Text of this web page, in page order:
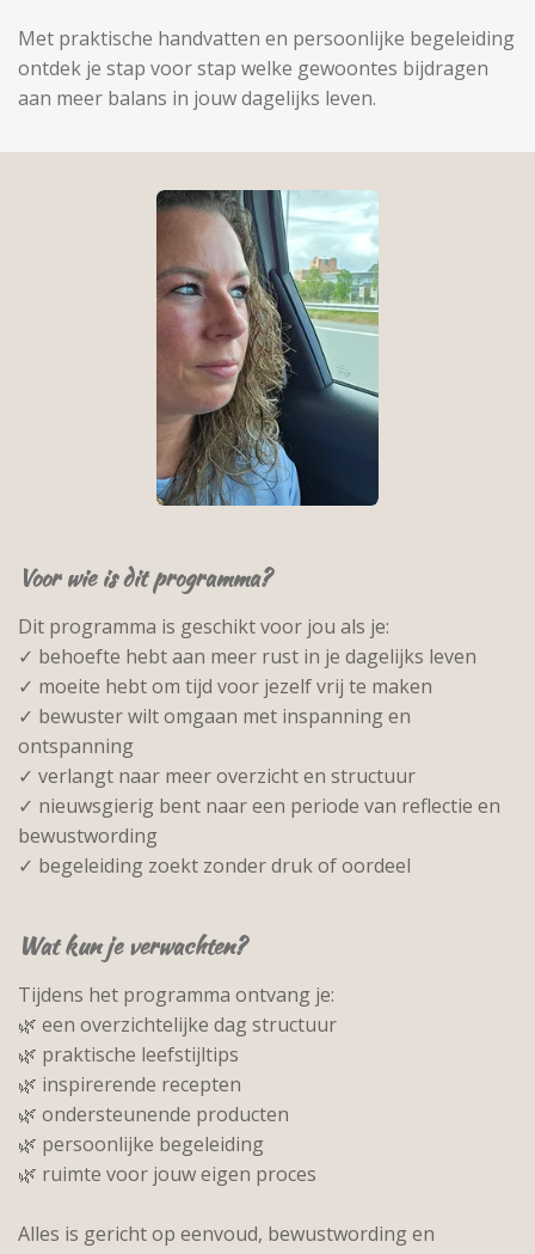
Met praktische handvatten en persoonlijke begeleiding
ontdek je stap voor stap welke gewoontes bijdragen
aan meer balans in jouw dagelijks leven.
Voor wie is dit programma?
Dit programma is geschikt voor jou als je:
✓ behoefte hebt aan meer rust in je dagelijks leven
✓ moeite hebt om tijd voor jezelf vrij te maken
✓ bewuster wilt omgaan met inspanning en
ontspanning
✓ verlangt naar meer overzicht en structuur
✓ nieuwsgierig bent naar een periode van reflectie en
bewustwording
✓ begeleiding zoekt zonder druk of oordeel
Wat kun je verwachten?
Tijdens het programma ontvang je:
🌿 een overzichtelijke dag structuur
🌿 praktische leefstijltips
🌿 inspirerende recepten
🌿 ondersteunende producten
🌿 persoonlijke begeleiding
🌿 ruimte voor jouw eigen proces
Alles is gericht op eenvoud, bewustwording en